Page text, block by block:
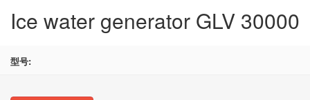
Ice water generator GLV 30000
型号: